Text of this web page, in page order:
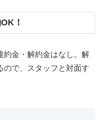
！
約金・解約金はなし。解
ので、スタッフと対面す